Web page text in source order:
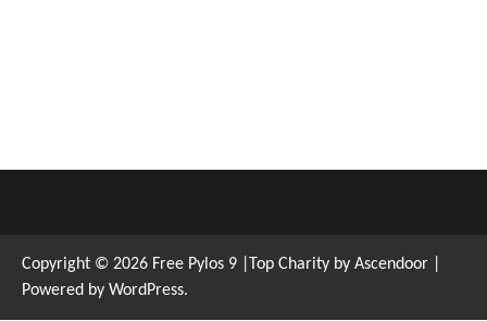
Copyright © 2026 Free Pylos 9 |Top Charity by Ascendoor
Powered by WordPress.